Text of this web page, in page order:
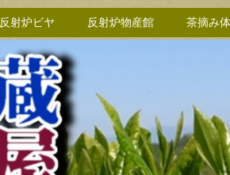
反射炉ビヤ 反射炉物産館 茶摘み